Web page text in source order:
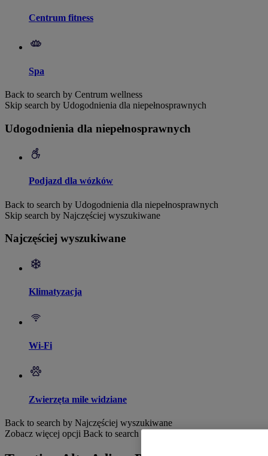
Centrum fitness
Spa
Back to search by Centrum wellness
Skip search by Udogodnienia dla niepełnosprawnych
Udogodnienia dla niepełnosprawnych
Podjazd dla wózków
Back to search by Udogodnienia dla niepełnosprawnych
Skip search by Najczęściej wyszukiwane
Najczęściej wyszukiwane
Klimatyzacja
Wi-Fi
Zwierzęta mile widziane
Back to search by Najczęściej wyszukiwane
Zobacz więcej opcji Back to search by categories